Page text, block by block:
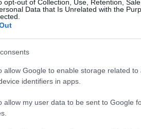
opt-out of Collection, Use, Retention,
Data that Is Unrelated with the
allow Google to enable storage related
identifiers in apps.
allow my user data to be sent to Google
videók, minden, ami 1-2